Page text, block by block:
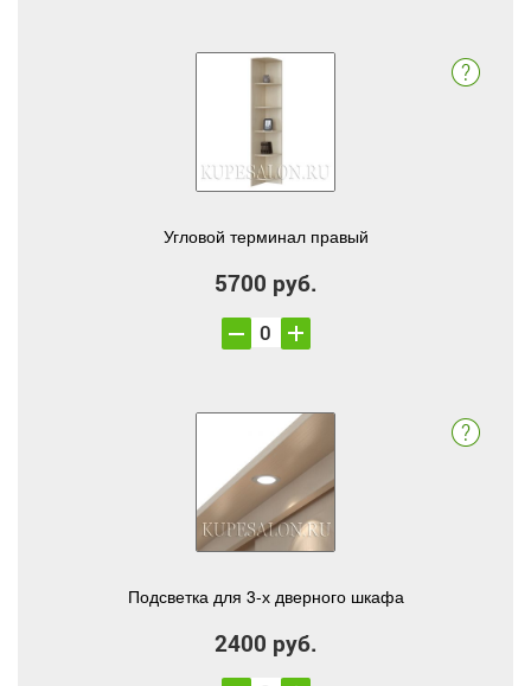
Угловой терминал правый
5700 руб.
Подсветка для 3-х дверного шкафа
2400 руб.